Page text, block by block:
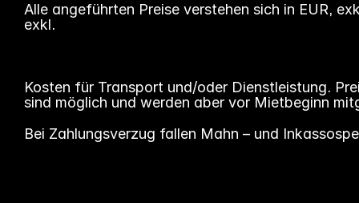
Alle angeführten Preise verstehen sich in EUR,
exkl.
Kosten für Transport und/oder Dienstleistung.
sind möglich und werden aber vor Mietbeginn
Bei Zahlungsverzug fallen Mahn – und